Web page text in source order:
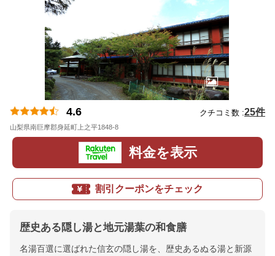
4.6 クチコミ数 :25件
山梨県南巨摩郡身延町上之平1848-8
料金を表示
割引クーポンをチェック
歴史ある隠し湯と地元湯葉の和食膳
名湯百選に選ばれた信玄の隠し湯を、歴史あるぬる湯と新源